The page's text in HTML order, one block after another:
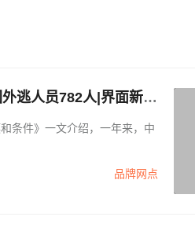
逃人员782人|界面新闻
条件》一文介绍，一年来，中
品牌网点